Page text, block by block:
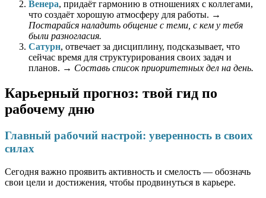
Венера, придаёт гармонию в отношениях с коллегами,
что создаёт хорошую атмосферу для работы. →
Постарайся наладить общение с теми, с кем у тебя
были разногласия.
Сатурн, отвечает за дисциплину, подсказывает, что
сейчас время для структурирования своих задач и
планов. → Составь список приоритетных дел на день.
Карьерный прогноз: твой гид по
рабочему дню
Главный рабочий настрой: уверенность в своих
силах
Сегодня важно проявить активность и смелость — обозначь
свои цели и достижения, чтобы продвинуться в карьере.